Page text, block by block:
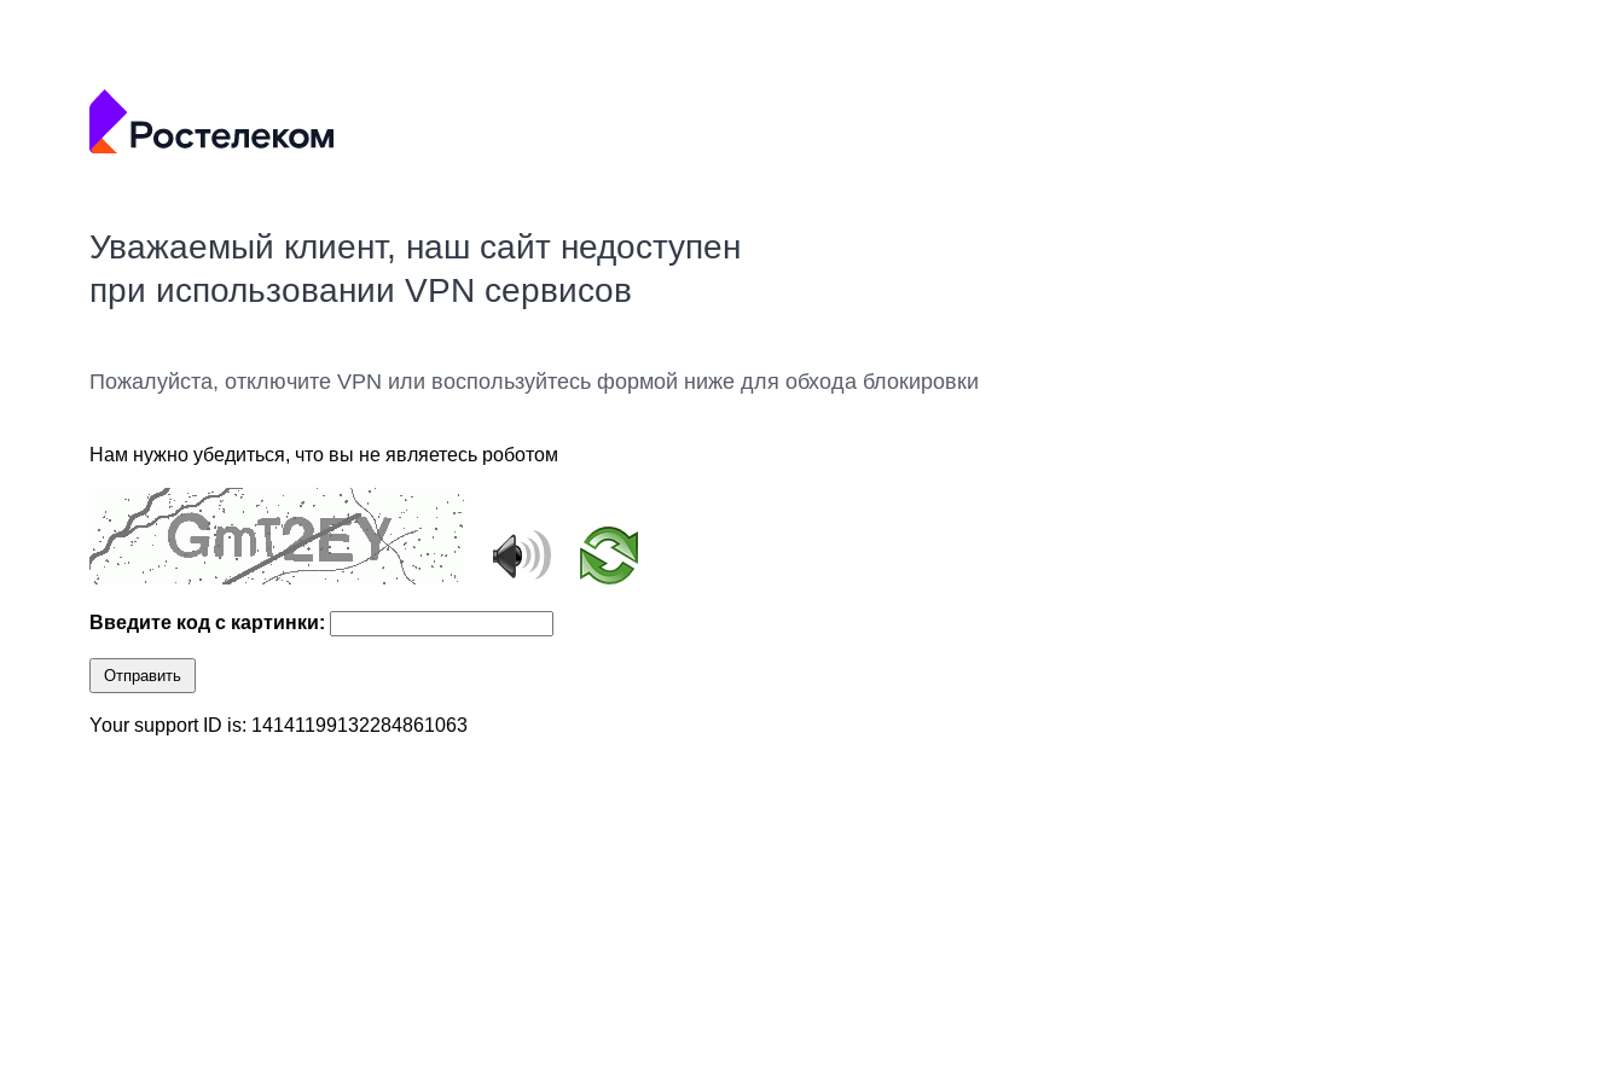
Уважаемый клиент, наш сайт недоступен
при использовании VPN сервисов
Пожалуйста, отключите VPN или воспользуйтесь формой ниже для обхода блокировки
Нам нужно убедиться, что вы не являетесь роботом
Введите код с картинки:
Отправить
Your support ID is: 14141199132284861063